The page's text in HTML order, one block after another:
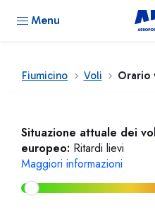
Menu
Fiumicino Voli
Situazione attuale dei
europeo: Ritardi lievi
Maggiori informazioni